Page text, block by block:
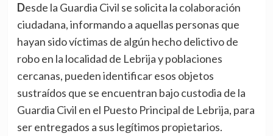
Desde la Guardia Civil se solicita la colaboración
ciudadana, informando a aquellas personas que
hayan sido víctimas de algún hecho delictivo de
robo en la localidad de Lebrija y poblaciones
cercanas, pueden identificar esos objetos
sustraídos que se encuentran bajo custodia de la
Guardia Civil en el Puesto Principal de Lebrija, para
ser entregados a sus legítimos propietarios.